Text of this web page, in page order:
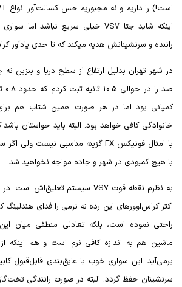
است!) را داریم و نه مجبوریم حس کسالت‌آور انواع
اینکه شاید جتا VS7خیلی سریع نباشد اما
راننده و سرنشینانش هدیه میکند که تا حدی یادآور
در شهر تهران بدلیل ارتفاع از سطح دریا و بنزین
کمپانی بود اما در هر صورت همین شتاب هم
خانوادگی کافی خواهد بود. البته باید حواستان
با امثال فونیکس FXگزینه مناسبی نیست ولی اگر
با هیچ کمبودی در شهر و جاده مواجه نخواهید شد.
به نظرم نقطه قوت VS7سیستم تعلیق‌اش است. در
اکثر کراس‌اوورهای این رده نه نرمی را فدای هندلینگ
راحتی نموده است، بلکه تعادلی منطقی میان
ماشین هم به اندازه کافی نرم است و هم اینکه
برمی‌آید. این سواری خوب با عایق‌بندی قابل‌قبول
سرنشینان حفظ گردد. البته در صورت رانندگی